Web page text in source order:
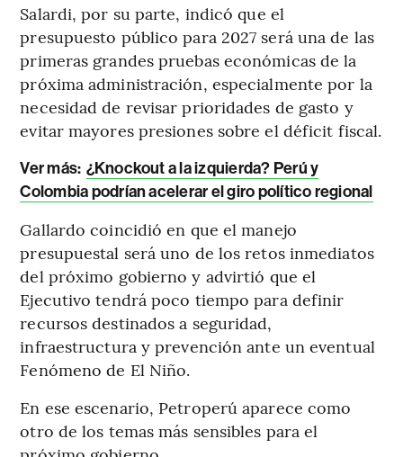
Salardi, por su parte, indicó que el
presupuesto público para 2027 será una de las
primeras grandes pruebas económicas de la
próxima administración, especialmente por la
necesidad de revisar prioridades de gasto y
evitar mayores presiones sobre el déficit fiscal.
Ver más: ¿Knockout a la izquierda? Perú y
Colombia podrían acelerar el giro político regional
Gallardo coincidió en que el manejo
presupuestal será uno de los retos inmediatos
del próximo gobierno y advirtió que el
Ejecutivo tendrá poco tiempo para definir
recursos destinados a seguridad,
infraestructura y prevención ante un eventual
Fenómeno de El Niño.
En ese escenario, Petroperú aparece como
otro de los temas más sensibles para el